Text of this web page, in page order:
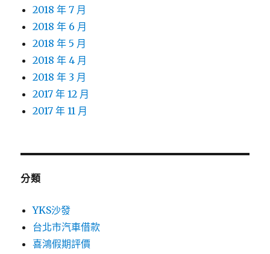
2018 年 7 月
2018 年 6 月
2018 年 5 月
2018 年 4 月
2018 年 3 月
2017 年 12 月
2017 年 11 月
分類
YKS沙發
台北市汽車借款
喜鴻假期評價